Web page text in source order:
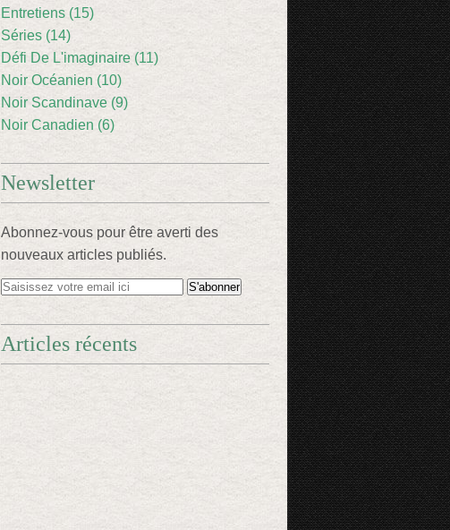
Entretiens (15)
Séries (14)
Défi De L'imaginaire (11)
Noir Océanien (10)
Noir Scandinave (9)
Noir Canadien (6)
Newsletter
Abonnez-vous pour être averti des
nouveaux articles publiés.
Articles récents